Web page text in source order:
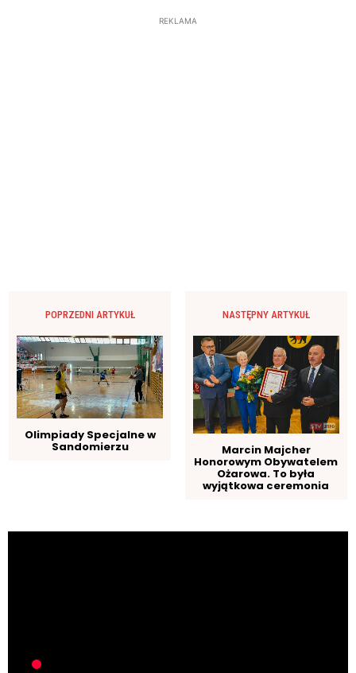
REKLAMA
POPRZEDNI ARTYKUŁ
Olimpiady Specjalne w
Sandomierzu
NASTĘPNY ARTYKUŁ
Marcin Majcher
Honorowym Obywatelem
Ożarowa. To była
wyjątkowa ceremonia